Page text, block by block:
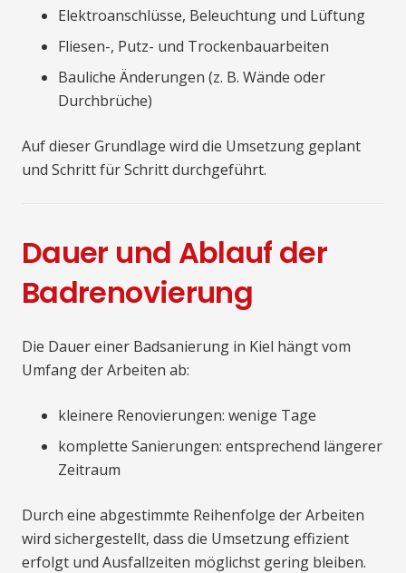
Elektroanschlüsse, Beleuchtung und Lüftung
Fliesen-, Putz- und Trockenbauarbeiten
Bauliche Änderungen (z. B. Wände oder
Durchbrüche)
Auf dieser Grundlage wird die Umsetzung geplant
und Schritt für Schritt durchgeführt.
Dauer und Ablauf der
Badrenovierung
Die Dauer einer Badsanierung in Kiel hängt vom
Umfang der Arbeiten ab:
kleinere Renovierungen: wenige Tage
komplette Sanierungen: entsprechend längerer
Zeitraum
Durch eine abgestimmte Reihenfolge der Arbeiten
wird sichergestellt, dass die Umsetzung effizient
erfolgt und Ausfallzeiten möglichst gering bleiben.